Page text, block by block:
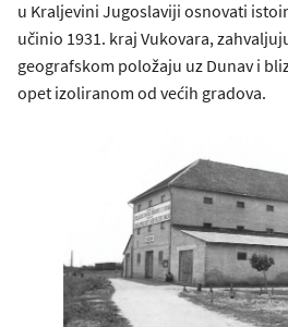
u Kraljevini Jugoslaviji osnovati
učinio 1931. kraj Vukovara,
geografskom položaju uz Dunav i
opet izoliranom od većih gradova.